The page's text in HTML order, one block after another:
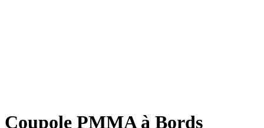
Coupole PMMA à Bords